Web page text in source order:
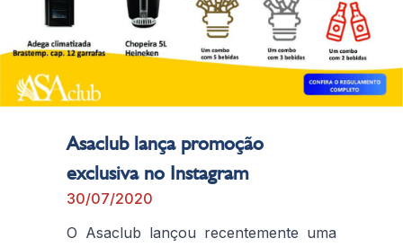
Asaclub lança promoção
exclusiva no Instagram
30/07/2020
O Asaclub lançou recentemente uma